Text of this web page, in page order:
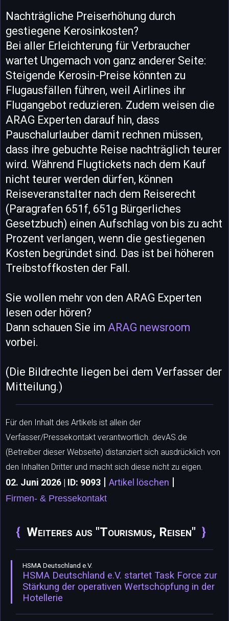
Nachträgliche Preiserhöhung durch
gestiegene Kerosinkosten?
Bei aller Erleichterung für Verbraucher
wartet Ungemach von ganz anderer Seite:
Steigende Kerosin-Preise könnten zu
Flugausfällen führen, weil Airlines ihr
Flugangebot reduzieren. Zudem weisen die
ARAG Experten darauf hin, dass
Pauschalurlauber damit rechnen müssen,
dass ihre gebuchte Reise nachträglich teurer
wird. Während Flugtickets nach dem Kauf
nicht teurer werden dürfen, können
Reiseveranstalter nach dem Reiserecht
(Paragrafen 651f, 651g Bürgerliches
Gesetzbuch) einen Aufschlag von bis zu acht
Prozent verlangen, wenn die gestiegenen
Kosten begründet sind. Das ist bei höheren
Treibstoffkosten der Fall.
Sie wollen mehr von den ARAG Experten
lesen oder hören?
Dann schauen Sie im ARAG newsroom
vorbei.
(Die Bildrechte liegen bei dem Verfasser der
Mitteilung.)
Für den Inhalt des Artikels ist allein der
Verfasser/Pressekontakt verantwortlich. devAS.de
(Betreiber dieser Webseite) distanziert sich ausdrücklich von
den Inhalten Dritter und macht sich diese nicht zu eigen.
02. Juni 2026 | ID: 9093 | Artikel löschen |
Firmen- & Pressekontakt
Weiteres aus "Tourismus, Reisen"
HSMA Deutschland e.V.
HSMA Deutschland e.V. startet Task Force zur
Stärkung der operativen Wertschöpfung in der
Hotellerie